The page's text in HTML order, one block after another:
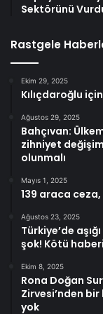
Sektörünü
Rastgele
Ekim 29, 2025
Kılıçdaroğlu
Ağustos 29, 2025
Bahçıvan:
zihniyet
olunmalı
Mayıs 1, 2025
139 araca
Ağustos 23, 2025
Türkiye’de
şok! Kötü
Ekim 8, 2025
Rona Doğan
Zirvesi’nden bir
yok